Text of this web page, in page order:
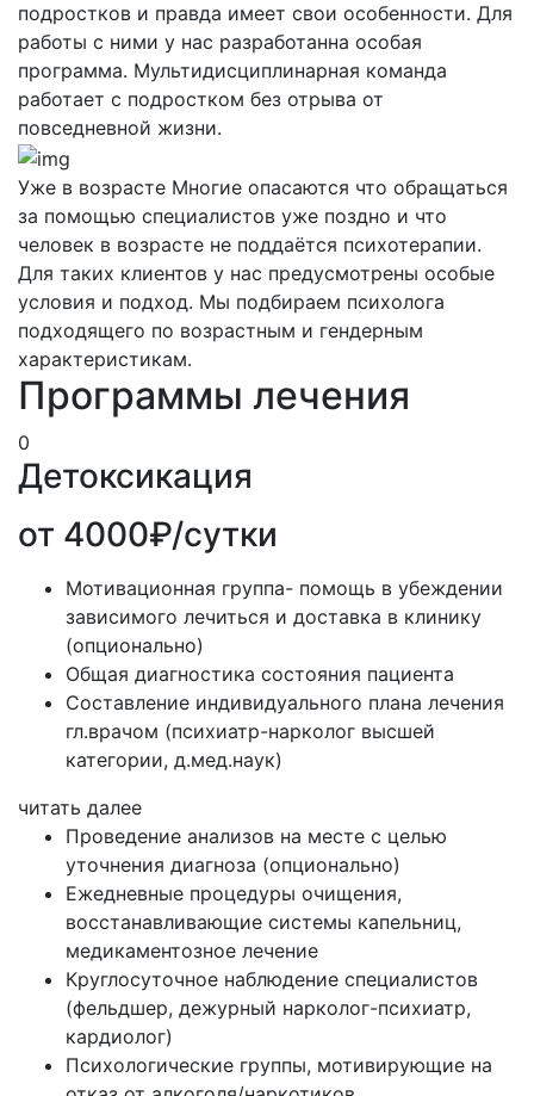
подростков и правда имеет свои особенности. Для
работы с ними у нас разработанна особая
программа. Мультидисциплинарная команда
работает с подростком без отрыва от
повседневной жизни.
Уже в возрасте Многие опасаются что обращаться
за помощью специалистов уже поздно и что
человек в возрасте не поддаётся психотерапии.
Для таких клиентов у нас предусмотрены особые
условия и подход. Мы подбираем психолога
подходящего по возрастным и гендерным
характеристикам.
Программы лечения
0
Детоксикация
от 4000₽/сутки
Мотивационная группа- помощь в убеждении
зависимого лечиться и доставка в клинику
(опционально)
Общая диагностика состояния пациента
Составление индивидуального плана лечения
гл.врачом (психиатр-нарколог высшей
категории, д.мед.наук)
читать далее
Проведение анализов на месте с целью
уточнения диагноза (опционально)
Ежедневные процедуры очищения,
восстанавливающие системы капельниц,
медикаментозное лечение
Круглосуточное наблюдение специалистов
(фельдшер, дежурный нарколог-психиатр,
кардиолог)
Психологические группы, мотивирующие на